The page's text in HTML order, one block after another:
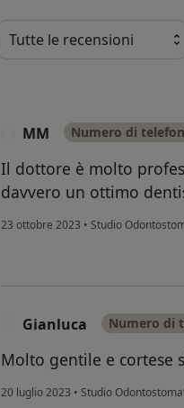
MM Numero di
Il dottore è molto
davvero un ottimo
23 ottobre 2023 • Studio
Gianluca Numero di
Molto gentile e cortese
20 luglio 2023 • Studio